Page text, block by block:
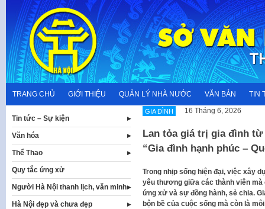
content
TRANG CHỦ GIỚI THIỆU QUẢN LÝ NHÀ NƯỚC VĂN BẢN TIN
GIA ĐÌNH 16 Tháng 6, 2026
Lan tỏa giá trị gia đình
“Gia đình hạnh phúc –
Trong nhịp sống hiện đại, việc xây
yêu thương giữa các thành viên
ứng xử và sự đồng hành, sẻ chia.
bộn bề của cuộc sống mà còn là
Tin tức – Sự kiện
Văn hóa
Thể Thao
Quy tắc ứng xử
Người Hà Nội thanh lịch, văn minh
Hà Nội đẹp và chưa đẹp